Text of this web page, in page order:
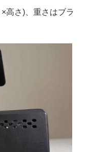
高さ)、重さはブラ